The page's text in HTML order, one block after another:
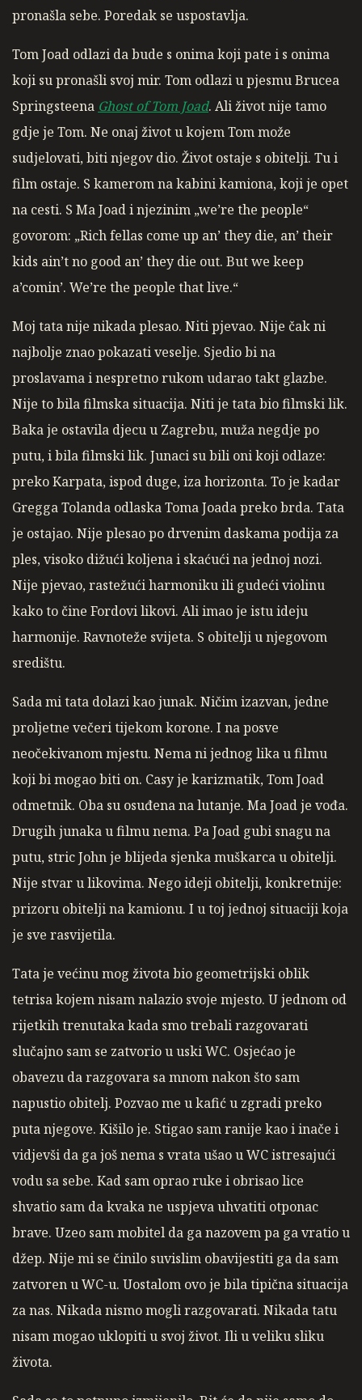
pronašla sebe. Poredak se uspostavlja.
Tom Joad odlazi da bude s onima koji pate i s onima
koji su pronašli svoj mir. Tom odlazi u pjesmu Brucea
Springsteena Ghost of Tom Joad. Ali život nije tamo
gdje je Tom. Ne onaj život u kojem Tom može
sudjelovati, biti njegov dio. Život ostaje s obitelji. Tu i
film ostaje. S kamerom na kabini kamiona, koji je opet
na cesti. S Ma Joad i njezinim „we’re the people“
govorom: „Rich fellas come up an’ they die, an’ their
kids ain’t no good an’ they die out. But we keep
a’comin’. We’re the people that live.“
Moj tata nije nikada plesao. Niti pjevao. Nije čak ni
najbolje znao pokazati veselje. Sjedio bi na
proslavama i nespretno rukom udarao takt glazbe.
Nije to bila filmska situacija. Niti je tata bio filmski lik.
Baka je ostavila djecu u Zagrebu, muža negdje po
putu, i bila filmski lik. Junaci su bili oni koji odlaze:
preko Karpata, ispod duge, iza horizonta. To je kadar
Gregga Tolanda odlaska Toma Joada preko brda. Tata
je ostajao. Nije plesao po drvenim daskama podija za
ples, visoko dižući koljena i skaćući na jednoj nozi.
Nije pjevao, rastežući harmoniku ili gudeći violinu
kako to čine Fordovi likovi. Ali imao je istu ideju
harmonije. Ravnoteže svijeta. S obitelji u njegovom
središtu.
Sada mi tata dolazi kao junak. Ničim izazvan, jedne
proljetne večeri tijekom korone. I na posve
neočekivanom mjestu. Nema ni jednog lika u filmu
koji bi mogao biti on. Casy je karizmatik, Tom Joad
odmetnik. Oba su osuđena na lutanje. Ma Joad je vođa.
Drugih junaka u filmu nema. Pa Joad gubi snagu na
putu, stric John je blijeda sjenka muškarca u obitelji.
Nije stvar u likovima. Nego ideji obitelji, konkretnije:
prizoru obitelji na kamionu. I u toj jednoj situaciji koja
je sve rasvijetila.
Tata je većinu mog života bio geometrijski oblik
tetrisa kojem nisam nalazio svoje mjesto. U jednom od
rijetkih trenutaka kada smo trebali razgovarati
slučajno sam se zatvorio u uski WC. Osjećao je
obavezu da razgovara sa mnom nakon što sam
napustio obitelj. Pozvao me u kafić u zgradi preko
puta njegove. Kišilo je. Stigao sam ranije kao i inače i
vidjevši da ga još nema s vrata ušao u WC istresajući
vodu sa sebe. Kad sam oprao ruke i obrisao lice
shvatio sam da kvaka ne uspjeva uhvatiti otponac
brave. Uzeo sam mobitel da ga nazovem pa ga vratio u
džep. Nije mi se činilo suvislim obavijestiti ga da sam
zatvoren u WC-u. Uostalom ovo je bila tipična situacija
za nas. Nikada nismo mogli razgovarati. Nikada tatu
nisam mogao uklopiti u svoj život. Ili u veliku sliku
života.